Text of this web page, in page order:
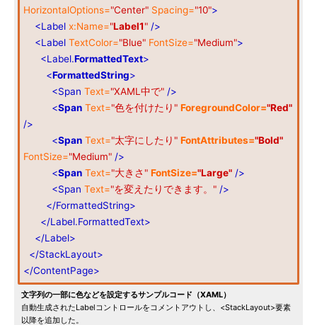
HorizontalOptions="Center" Spacing="10">
<Label x:Name="Label1" />
<Label TextColor="Blue" FontSize="Medium">
<Label.FormattedText>
<FormattedString>
<Span Text="XAML中で" />
<Span Text="色を付けたり" ForegroundColor="Red"
/>
<Span Text="太字にしたり" FontAttributes="Bold"
FontSize="Medium" />
<Span Text="大きさ" FontSize="Large" />
<Span Text="を変えたりできます。" />
</FormattedString>
</Label.FormattedText>
</Label>
</StackLayout>
</ContentPage>
文字列の一部に色などを設定するサンプルコード（XAML）
自動生成されたLabelコントロールをコメントアウトし、<StackLayout>要素
以降を追加した。